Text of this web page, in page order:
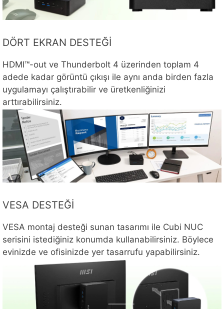
DÖRT EKRAN DESTEĞİ
HDMI™-out ve Thunderbolt 4 üzerinden toplam 4
adede kadar görüntü çıkışı ile aynı anda birden fazla
uygulamayı çalıştırabilir ve üretkenliğinizi
arttırabilirsiniz.
VESA DESTEĞİ
VESA montaj desteği sunan tasarımı ile Cubi NUC
serisini istediğiniz konumda kullanabilirsiniz. Böylece
evinizde ve ofisinizde yer tasarrufu yapabilirsiniz.